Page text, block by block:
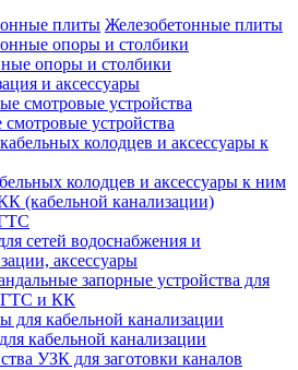
Железобетонные плиты
опоры и столбики
и аксессуары
устройства
колодцев и аксессуары к ним
(кабельной канализации)
сетей водоснабжения и
аксессуары
запорные устройства для
ГТС и КК
кабельной канализации
УЗК для заготовки каналов